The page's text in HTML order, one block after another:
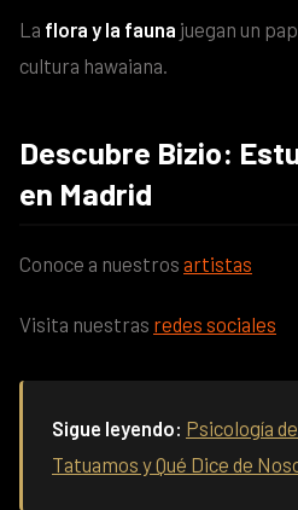
La flora y la fauna juegan un
cultura hawaiana.
Descubre Bizio:
en Madrid
Conoce a nuestros artistas
Visita nuestras redes sociales
Sigue leyendo: Psicología
Tatuamos y Qué Dice de